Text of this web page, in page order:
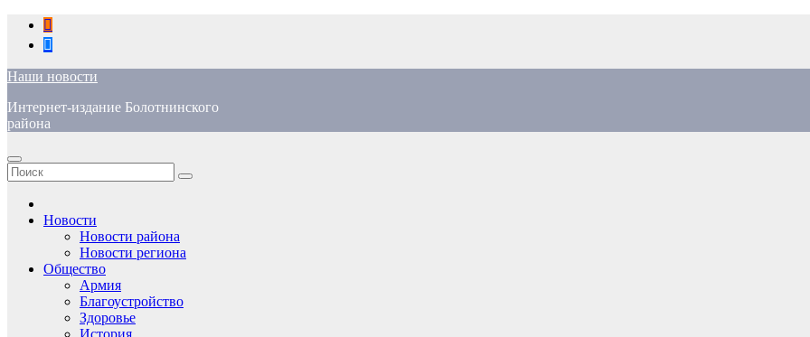
Перейти
содержимому
Наши новости
Интернет-издание Болотнинского
района
Новости
Новости района
Новости региона
Общество
Армия
Благоустройство
Здоровье
История